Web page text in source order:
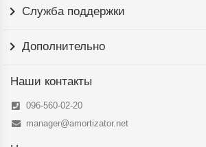
Служба поддержки
Дополнительно
Наши контакты
096-560-02-20
manager@amortizator.net